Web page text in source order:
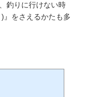
釣りに行けない時
』をさえるかたも多